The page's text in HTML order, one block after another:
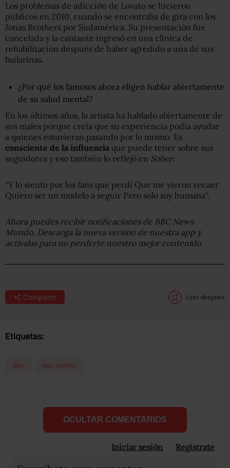
Los problemas de adicción de Lovato se hicieron
públicos en 2010, cuando se encontraba de gira con los
Jonas Brothers por Sudamérica. Su presentación fue
cancelada y la cantante ingresó en una clínica de
rehabilitación después de haber agredido a una de sus
bailarinas.
¿Por qué los famosos ahora eligen hablar abiertamente
de su salud mental?
En los últimos años, la artista ha hablado abiertamente de
sus males porque creía que su experiencia podía ayudar
a quienes estuvieran pasando por lo mismo. Es
consciente de la influencia que puede tener sobre sus
seguidores y eso también lo reflejó en Sober:
"Y lo siento por los fans que perdí Que me vieron recaer
Quiero ser un modelo a seguir Pero solo soy humana".
Ahora puedes recibir notificaciones de BBC News
Mundo. Descarga la nueva versión de nuestra app y
actívalas para no perderte nuestro mejor contenido.
Compartir Leer después
Etiquetas:
BBC BBC MUNDO
OCULTAR COMENTARIOS
Iniciar sesión Registrate